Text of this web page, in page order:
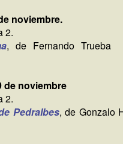
noviembre.
2.
, de Fernando Trueba
de noviembre
2.
Pedralbes, de Gonzalo